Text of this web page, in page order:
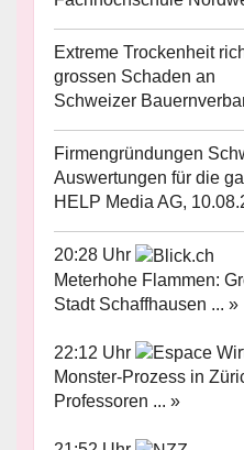
Extreme Trockenheit
grossen Schaden an
Schweizer
Firmengründungen
Auswertungen für die
HELP Media AG,
20:28 Uhr
Meterhohe Flammen:
Stadt Schaffhausen ... »
22:12 Uhr
Monster-Prozess in
Professoren ... »